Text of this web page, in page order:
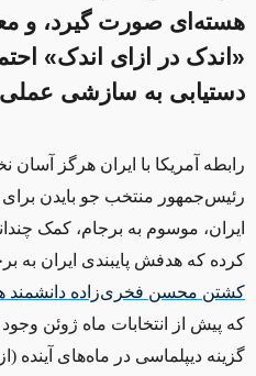
هسته‌ای صورت گیرد، و
«اندک در ازای اندک»
دستیابی به سازشی
رابطه آمریکا با ایران هرگز آسان
رئیس‌جمهور منتخب جو بایدن
ایران، موسوم به برجام، کمک
کرده که هدفش پایبندی ایران به
کشتن محسن فخری‌زاده دانشمند
که پیش از انتخابات ماه ژوئن
گزینه دیپلماسی در ماه‌های آینده